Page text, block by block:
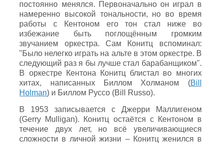
постоянно менялся. Первоначально он играл в
намеренно высокой тональности, но во время
работы с Кентоном его тон стал ниже во
избежание быть поглощённым громким
звучанием оркестра. Сам Конитц вспоминал:
"Было нелегко играть на альте в этом оркестре. В
следующий раз я бы лучше стал барабанщиком".
В оркестре Кентона Конитц блистал во многих
хитах, написанных Биллом Холманом (Bill
Holman) и Биллом Руссо (Bill Russo).
В 1953 записывается с Джерри Маллигеном
(Gerry Mulligan). Конитц остаётся с Кентоном в
течение двух лет, но всё увеличивающиеся
сложности в личной жизни – Конитц женился в